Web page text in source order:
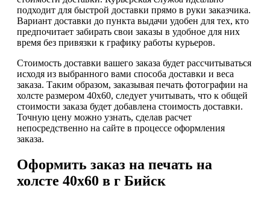
подходит для быстрой доставки прямо в руки заказчика.
Вариант доставки до пункта выдачи удобен для тех, кто
предпочитает забирать свои заказы в удобное для них
время без привязки к графику работы курьеров.
Стоимость доставки вашего заказа будет рассчитываться
исходя из выбранного вами способа доставки и веса
заказа. Таким образом, заказывая печать фотографии на
холсте размером 40х60, следует учитывать, что к общей
стоимости заказа будет добавлена стоимость доставки.
Точную цену можно узнать, сделав расчет
непосредственно на сайте в процессе оформления
заказа.
Оформить заказ на печать на
холсте 40х60 в г Бийск